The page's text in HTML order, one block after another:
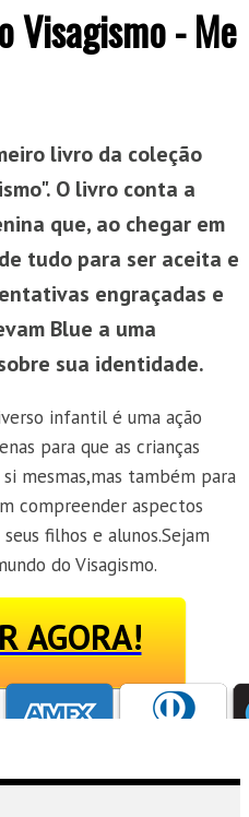
Visagismo - Me
livro da coleção
O livro conta a
que, ao chegar em
tudo para ser aceita e
engraçadas e
Blue a uma
sua identidade.
infantil é uma ação
para que as crianças
mesmas,mas também para
compreender aspectos
filhos e alunos.Sejam
do Visagismo.
AGORA!